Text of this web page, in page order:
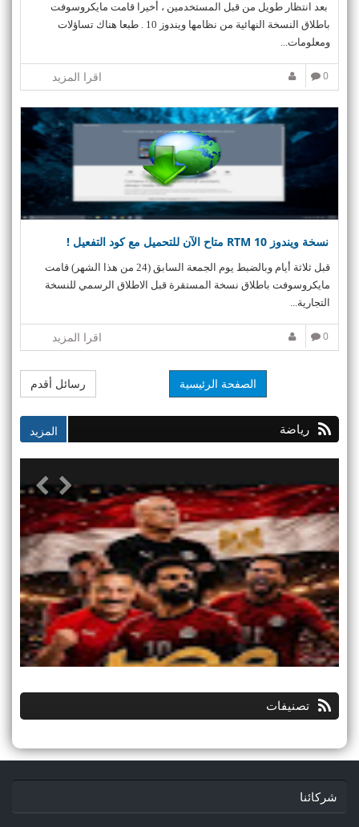
بعد انتظار طويل من قبل المستخدمين ، أخيرا قامت مايكروسوفت
باطلاق النسخة النهائية من نظامها ويندوز 10 . طبعا هناك تساؤلات
ومعلومات...
اقرا المزيد 0
نسخة ويندوز 10 RTM متاح الآن للتحميل مع كود التفعيل !
قبل ثلاثة أيام وبالضبط يوم الجمعة السابق (24 من هذا الشهر) قامت
مايكروسوفت باطلاق نسخة المستقرة قبل الاطلاق الرسمي للنسخة
التجارية...
اقرا المزيد 0
رسائل أقدم الصفحة الرئيسية
رياضة
تصنيفات
شركائنا